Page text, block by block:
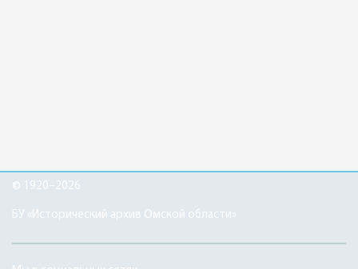
© 1920–2026
БУ «Исторический архив Омской области»